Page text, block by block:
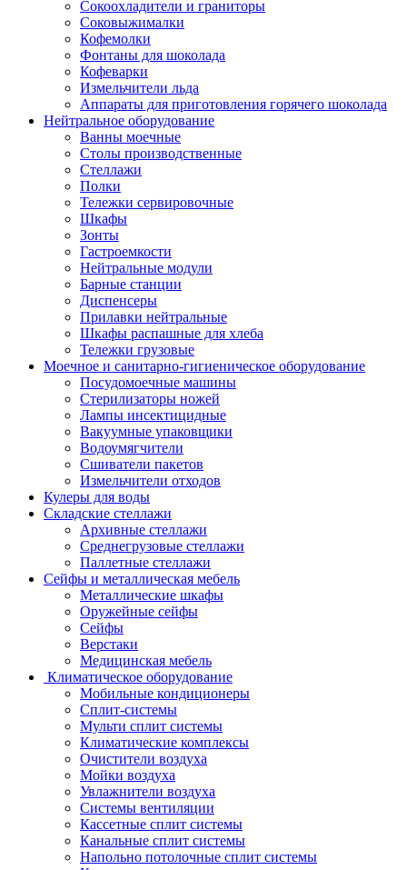
Сокоохладители и граниторы
Соковыжималки
Кофемолки
Фонтаны для шоколада
Кофеварки
Измельчители льда
Аппараты для приготовления горячего шоколада
Нейтральное оборудование
Ванны моечные
Столы производственные
Стеллажи
Полки
Тележки сервировочные
Шкафы
Зонты
Гастроемкости
Нейтральные модули
Барные станции
Диспенсеры
Прилавки нейтральные
Шкафы распашные для хлеба
Тележки грузовые
Моечное и санитарно-гигиеническое оборудование
Посудомоечные машины
Стерилизаторы ножей
Лампы инсектицидные
Вакуумные упаковщики
Водоумягчители
Сшиватели пакетов
Измельчители отходов
Кулеры для воды
Складские стеллажи
Архивные стеллажи
Среднегрузовые стеллажи
Паллетные стеллажи
Сейфы и металлическая мебель
Металлические шкафы
Оружейные сейфы
Сейфы
Верстаки
Медицинская мебель
Климатическое оборудование
Мобильные кондиционеры
Сплит-системы
Мульти сплит системы
Климатические комплексы
Очистители воздуха
Мойки воздуха
Увлажнители воздуха
Системы вентиляции
Кассетные сплит системы
Канальные сплит системы
Напольно потолочные сплит системы